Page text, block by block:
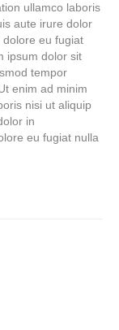
ullamco laboris
aute irure dolor
eu fugiat
ipsum dolor sit
tempor
enim ad minim
nisi ut aliquip
in
eu fugiat nulla